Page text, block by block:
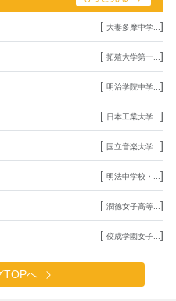
[ 大妻多摩中学... ]
[ 拓殖大学第一... ]
[ 明治学院中学... ]
[ 日本工業大学... ]
[ 国立音楽大学... ]
[ 明法中学校・... ]
[ 潤徳女子高等... ]
[ 佼成学園女子... ]
TOPへ